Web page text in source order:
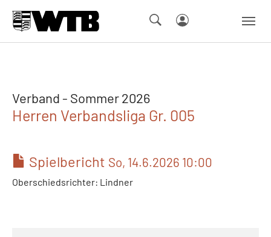
Verband - Sommer 2026
Herren Verbandsliga Gr. 005
Spielbericht So, 14.6.2026 10:00
Oberschiedsrichter: Lindner